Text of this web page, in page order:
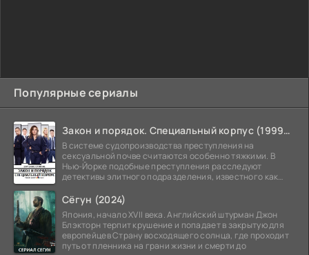
Популярные сериалы
Закон и порядок. Специальный корпус (1999-2026)
В системе судопроизводства преступления на
сексуальной почве считаются особенно тяжкими. В
Нью-Йорке подобные преступления расследуют
детективы элитного подразделения, известного как
Сёгун (2024)
Япония, начало XVII века. Английский штурман Джон
Блэкторн терпит крушение и попадает в закрытую для
европейцев Страну восходящего солнца, где проходит
путь от пленника на грани жизни и смерти до